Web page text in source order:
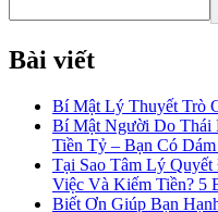
Bài viết
Bí Mật Lý Thuyết Trò
Bí Mật Người Do Thái
Tiền Tỷ – Bạn Có
Tại Sao Tâm Lý
Việc Và Kiếm Tiền? 5
Biết Ơn Giúp Bạn